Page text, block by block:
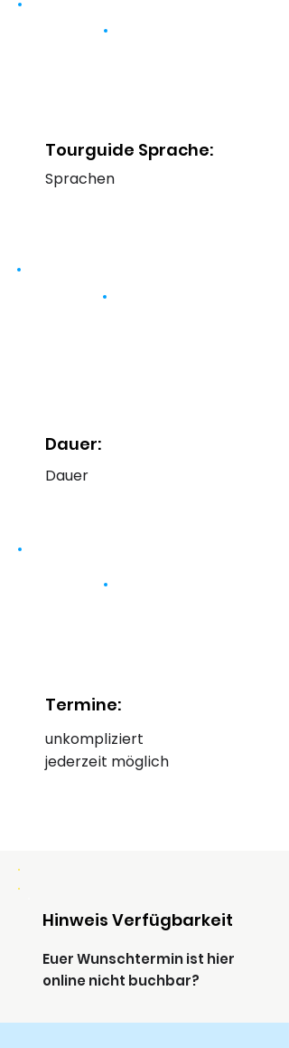
Tourguide Sprache:
Sprachen
Dauer:
Dauer
Termine:
unkompliziert
jederzeit möglich
Hinweis Verfügbarkeit
Euer Wunschtermin ist hier
online nicht buchbar?